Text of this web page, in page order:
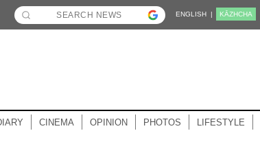
ENGLISH | KĀZHCHA
CINEMA OPINION PHOTOS LIFESTYLE